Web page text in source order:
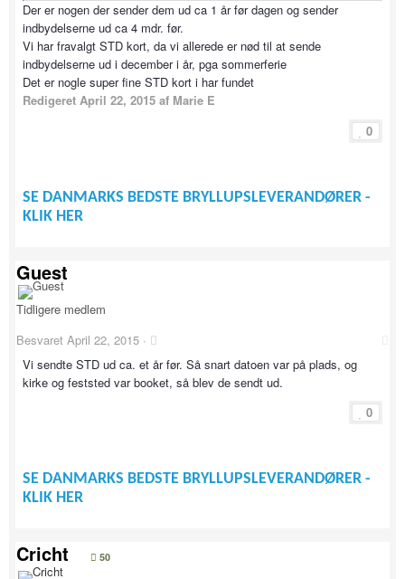
Der er nogen der sender dem ud ca 1 år før dagen og sender
indbydelserne ud ca 4 mdr. før.
Vi har fravalgt STD kort, da vi allerede er nød til at sende
indbydelserne ud i december i år, pga sommerferie
Det er nogle super fine STD kort i har fundet
Redigeret April 22, 2015 af Marie E
0
SE DANMARKS BEDSTE BRYLLUPSLEVERANDØRER -
KLIK HER
Guest
Tidligere medlem
Besvaret April 22, 2015 ·
Vi sendte STD ud ca. et år før. Så snart datoen var på plads, og
kirke og feststed var booket, så blev de sendt ud.
0
SE DANMARKS BEDSTE BRYLLUPSLEVERANDØRER -
KLIK HER
Cricht 50